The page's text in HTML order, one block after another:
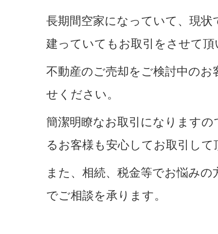
長期間空家になっていて、現
建っていてもお取引をさせて
不動産のご売却をご検討中の
せください。
簡潔明瞭なお取引になります
るお客様も安心してお取引し
また、相続、税金等でお悩み
でご相談を承ります。